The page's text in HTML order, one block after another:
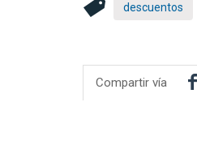
descuentos
Compartir vía